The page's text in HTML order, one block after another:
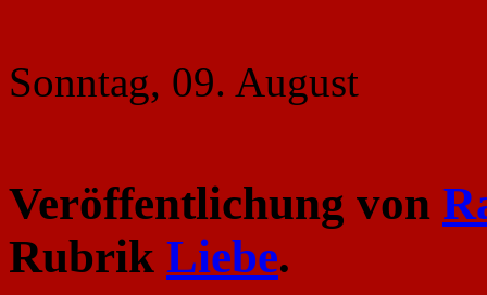
Sonntag, 09. August
Veröffentlichung von
Rubrik Liebe.